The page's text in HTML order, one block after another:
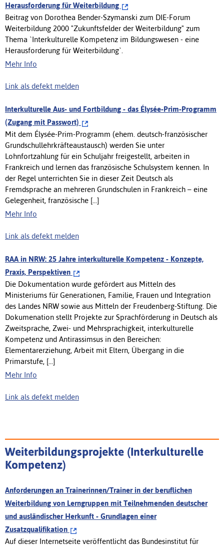
Herausforderung für Weiterbildung
Beitrag von Dorothea Bender-Szymanski zum DIE-Forum
Weiterbildung 2000 "Zukunftsfelder der Weiterbildung" zum
Thema `Interkulturelle Kompetenz im Bildungswesen - eine
Herausforderung für Weiterbildung`.
Mehr Info
Link als defekt melden
Interkulturelle Aus- und Fortbildung - das Élysée-Prim-Programm
(Zugang mit Passwort)
Mit dem Élysée-Prim-Programm (ehem. deutsch-französischer
Grundschullehrkräfteaustausch) werden Sie unter
Lohnfortzahlung für ein Schuljahr freigestellt, arbeiten in
Frankreich und lernen das französische Schulsystem kennen. In
der Regel unterrichten Sie in dieser Zeit Deutsch als
Fremdsprache an mehreren Grundschulen in Frankreich – eine
Gelegenheit, französische [...]
Mehr Info
Link als defekt melden
RAA in NRW: 25 Jahre interkulturelle Kompetenz - Konzepte,
Praxis, Perspektiven
Die Dokumentation wurde gefördert aus Mitteln des
Ministeriums für Generationen, Familie, Frauen und Integration
des Landes NRW sowie aus Mitteln der Freudenberg-Stiftung. Die
Dokumenation stellt Projekte zur Sprachförderung in Deutsch als
Zweitsprache, Zwei- und Mehrsprachigkeit, interkulturelle
Kompetenz und Antirassimsus in den Bereichen:
Elementarerziehung, Arbeit mit Eltern, Übergang in die
Primarstufe, [...]
Mehr Info
Link als defekt melden
Weiterbildungsprojekte (Interkulturelle
Kompetenz)
Anforderungen an Trainerinnen/Trainer in der beruflichen
Weiterbildung von Lerngruppen mit Teilnehmenden deutscher
und ausländischer Herkunft - Grundlagen einer
Zusatzqualifikation
Auf dieser Internetseite veröffentlicht das Bundesinstitut für